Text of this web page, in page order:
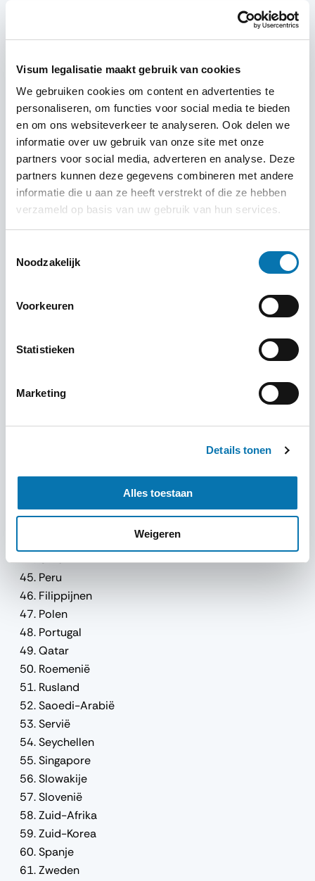
Visum legalisatie maakt gebruik van cookies
We gebruiken cookies om content en advertenties te
personaliseren, om functies voor social media te bieden
en om ons websiteverkeer te analyseren. Ook delen we
informatie over uw gebruik van onze site met onze
partners voor social media, adverteren en analyse. Deze
partners kunnen deze gegevens combineren met andere
informatie die u aan ze heeft verstrekt of die ze hebben
verzameld op basis van uw gebruik van hun services.
Noodzakelijk
Voorkeuren
Statistieken
Marketing
Details tonen
Alles toestaan
Weigeren
Denemarken
Estland
Finland
Frankrijk
Duitsland
Griekenland
Hongkong
Hongarije
India
Italië
Jordanië
Letland
Luxemburg
Malta
Oman
Peru
Filippijnen
Polen
Portugal
Qatar
Roemenië
Rusland
Saoedi-Arabië
Servië
Seychellen
Singapore
Slowakije
Slovenië
Zuid-Afrika
Zuid-Korea
Spanje
Zweden